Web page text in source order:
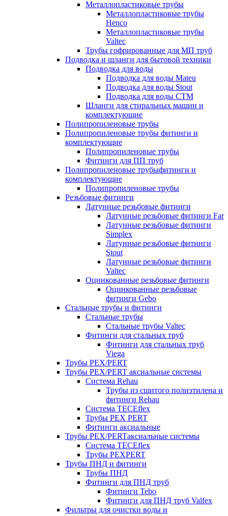
Металлопластиковые трубы
Металлопластиковые трубы
Henco
Металлопластиковые трубы
Valtec
Трубы гофрированные для МП труб
Подводка и шланги для бытовой техники
Подводка для воды
Подводка для воды Mateu
Подводка для воды Stout
Подводка для воды СТМ
Шланги для стиральных машин и
комплектующие
Полипропиленовые трубы
Полипропиленовые трубы фитинги и
комплектующие
Полипропиленовые трубы
Фитинги для ПП труб
Полипропиленовые трубыфитинги и
комплектующие
Полипропиленовые трубы
Резьбовые фитинги
Латунные резьбовые фитинги
Латунные резьбовые фитинги Far
Латунные резьбовые фитинги
Simplex
Латунные резьбовые фитинги
Stout
Латунные резьбовые фитинги
Valtec
Оцинкованные резьбовые фитинги
Оцинкованные резьбовые
фитинги Gebo
Стальные трубы и фитинги
Стальные трубы
Стальные трубы Valtec
Фитинги для стальных труб
Фитинги для стальных труб
Viega
Трубы PEX/PERT
Трубы PEX/PERT аксиальные системы
Система Rehau
Трубы из сшитого полиэтилена и
фитинги Rehau
Система TECEflex
Трубы PEX PERT
Фитинги аксиальные
Трубы PEX/PERTаксиальные системы
Система TECEflex
Трубы PEXPERT
Трубы ПНД и фитинги
Трубы ПНД
Фитинги для ПНД труб
Фитинги Tebo
Фитинги для ПНД труб Valfex
Фильтры для очистки воды и